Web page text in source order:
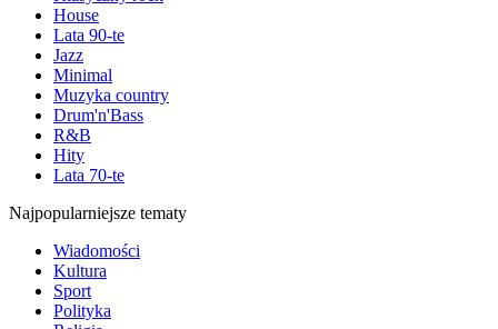
House
Lata 90-te
Jazz
Minimal
Muzyka country
Drum'n'Bass
R&B
Hity
Lata 70-te
Najpopularniejsze tematy
Wiadomości
Kultura
Sport
Polityka